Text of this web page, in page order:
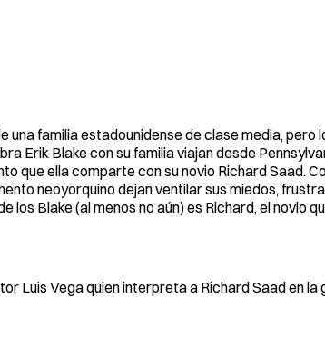
una familia estadounidense de clase media,
Erik Blake con su familia viajan desde
que ella comparte con su novio Richard Saad.
neoyorquino dejan ventilar sus miedos,
los Blake (al menos no aún) es Richard, el novio
Luis Vega quien interpreta a Richard Saad en la